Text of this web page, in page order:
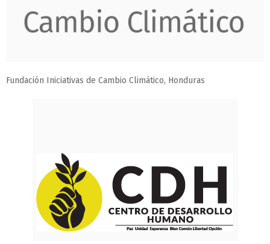
Fundación Iniciativas de Cambio Climático, Honduras